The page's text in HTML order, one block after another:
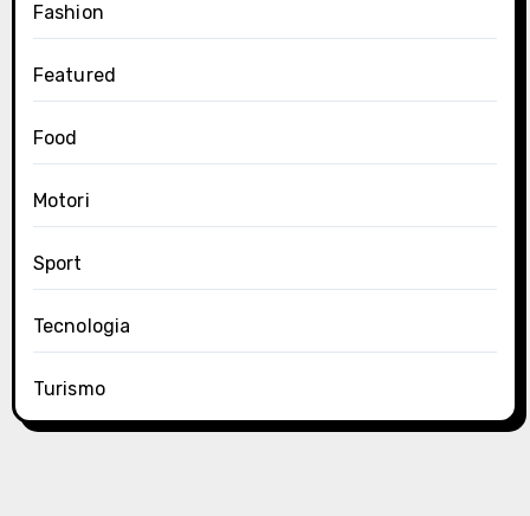
Fashion
Featured
Food
Motori
Sport
Tecnologia
Turismo